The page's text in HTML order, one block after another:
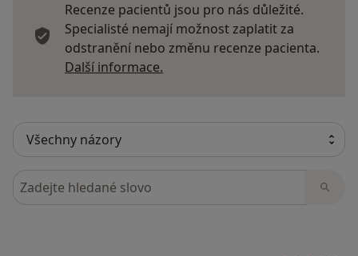
Recenze pacientů jsou pro nás důležité.
Specialisté nemají možnost zaplatit za
odstranění nebo změnu recenze pacienta.
Další informace.
Hledejte v názorech